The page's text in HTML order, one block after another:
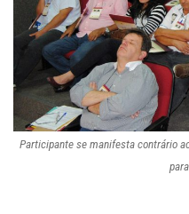
Participante se manifesta contrário